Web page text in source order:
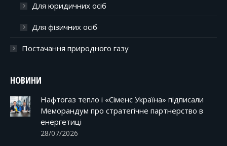
Для юридичних осіб
Для фізичних осіб
Постачання природного газу
НОВИНИ
Нафтогаз тепло і «Сіменс Україна» підписали
Меморандум про стратегічне партнерство в
енергетиці
28/07/2026